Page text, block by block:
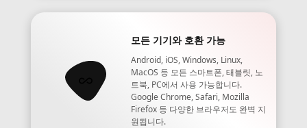
모든 기기와 호환 가능
Android, iOS, Windows, Linux,
MacOS 등 모든 스마트폰, 태블릿, 노
트북, PC에서 사용 가능합니다.
Google Chrome, Safari, Mozilla
Firefox 등 다양한 브라우저도 완벽 지
원됩니다.